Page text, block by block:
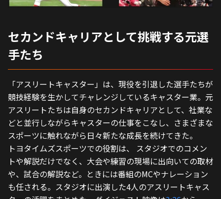
セカンドキャリアとして挑戦する元選
手たち
「アスリートキャスター」は、現役を引退した選手たちが
競技経験を生かしてチャレンジしているキャスター業。元
アスリートたちは自身のセカンドキャリアとして、社業な
どと並行しながらキャスターの仕事をこなし、さまざまな
スポーツに触れながら日々新たな成長を続けてきた。
トヨタイムズスポーツでの役割は、 スタジオでのコメン
トや解説だけでなく、大会や練習の現場に出向いての取材
や、試合の解説など。ときには番組のMCやナレーション
も任される。スタジオに出演した4人のアスリートキャス